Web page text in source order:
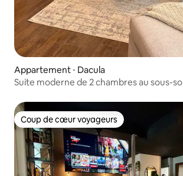
Appartement ⋅ Dacula
Suite moderne de 2 chambres au sous-sol
Coup de cœur voyageurs
Coup de cœur voyageurs